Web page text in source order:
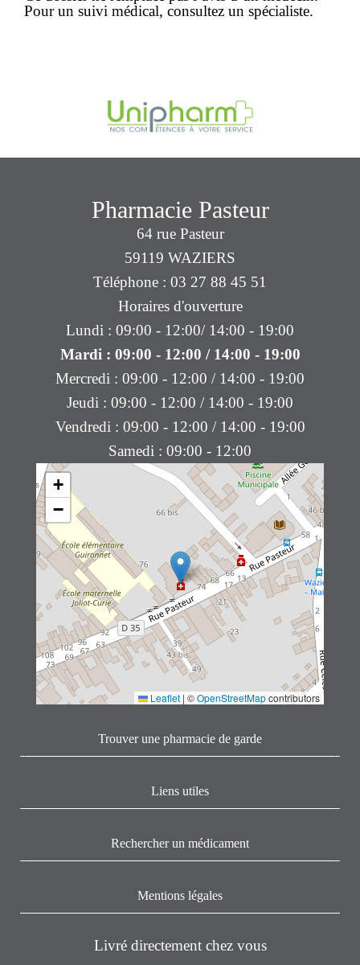
Pour un suivi médical, consultez un spécialiste.
+
−
Leaflet | ©OpenStreetMapcontributors
Trouver une pharmacie de garde
Liens utiles
Rechercher un médicament
Mentions légales
Livré directement chez vous
Pharmacie Pasteur
64 rue Pasteur
59119 WAZIERS
Téléphone : 03 27 88 45 51
Horaires d'ouverture
Lundi : 09:00 - 12:00/ 14:00 - 19:00
Mardi : 09:00 - 12:00 / 14:00 - 19:00
Mercredi : 09:00 - 12:00 / 14:00 - 19:00
Jeudi : 09:00 - 12:00 / 14:00 - 19:00
Vendredi : 09:00 - 12:00 / 14:00 - 19:00
Samedi : 09:00 - 12:00